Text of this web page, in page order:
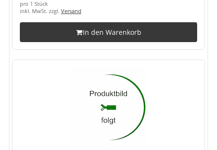
pro 1 Stück
inkl. MwSt. zzgl. Versand
In den Warenkorb